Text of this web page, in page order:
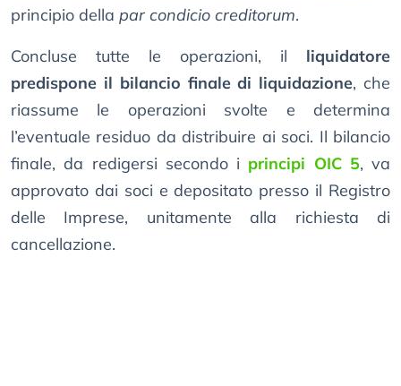
principio della par condicio creditorum.
Concluse tutte le operazioni, il liquidatore
predispone il bilancio finale di liquidazione, che
riassume le operazioni svolte e determina
l’eventuale residuo da distribuire ai soci. Il bilancio
finale, da redigersi secondo i principi OIC 5, va
approvato dai soci e depositato presso il Registro
delle Imprese, unitamente alla richiesta di
cancellazione.